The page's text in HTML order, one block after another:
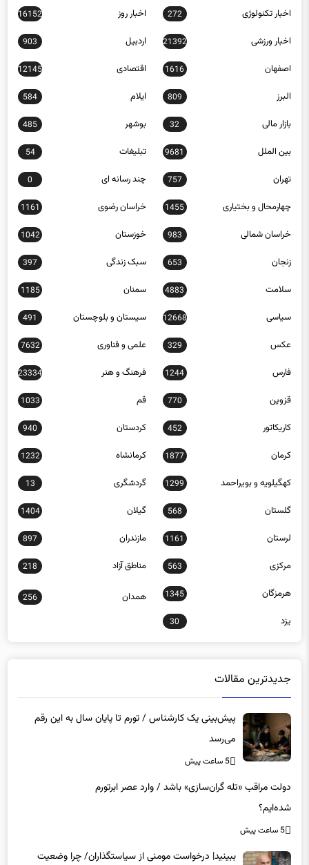
اخبار تکنولوژی 272 اخبار روز 16152
اخبار ورزشی 21392 اردبیل 903
اصفهان 1616 اقتصادی 12145
البرز 809 ایلام 584
بازار مالی 32 بوشهر 485
بین الملل 9681 تبلیغات 54
تهران 757 چند رسانه ای 0
چهارمحال و بختیاری 1455 خراسان رضوی 1161
خراسان شمالی 983 خوزستان 1042
زنجان 653 سبک زندگی 397
سلامت 4883 سمنان 1185
سیاسی 12668 سیستان و بلوچستان 491
عکس 329 علمی و فناوری 7632
فارس 1244 فرهنگ و هنر 23334
قزوین 770 قم 1033
کاریکاتور 452 کردستان 940
کرمان 1877 کرمانشاه 1232
کهگیلویه و بویراحمد 1299 گردشگری 13
گلستان 568 گیلان 1404
لرستان 1161 مازندران 897
مرکزی 563 مناطق آزاد 218
هرمزگان 1345 همدان 256
یزد 30
جدیدترین مقالات
پیش‌بینی یک کارشناس / تورم تا پایان سال به این رقم
می‌رسد
5 ساعت پیش
دولت مراقب «تله گران‌سازی» باشد / وارد عصر ابرتورم
شده‌ایم؟
5 ساعت پیش
ببینید| درخواست مومنی از سیاستگذاران/ چرا وضعیت